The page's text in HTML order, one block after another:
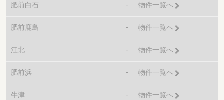
肥前白石 - 物件一覧へ
肥前鹿島 - 物件一覧へ
江北 - 物件一覧へ
肥前浜 - 物件一覧へ
牛津 - 物件一覧へ